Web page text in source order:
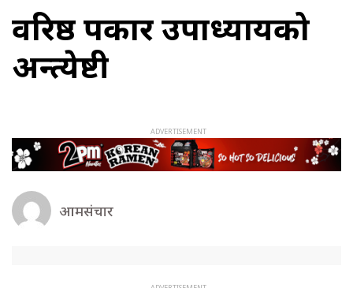
वरिष्ठ पत्रकार उपाध्यायको
अन्त्येष्टी
आमसंचार